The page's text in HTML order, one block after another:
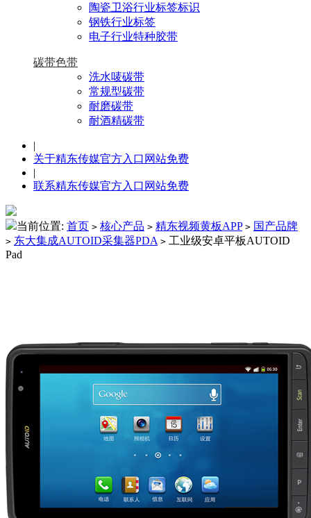
陶瓷卫浴行业标签标识
钢铁行业标签
电子行业特种胶带
碳带色带
洗水唛碳带
常规型碳带
耐磨碳带
耐酒精碳带
|
关于精东传媒官方入口网站免费
|
联系精东传媒官方入口网站免费
当前位置: 首页 > 核心产品 > 精东视频黄板APP > 国产品牌
> 东大集成AUTOID采集器PDA > 工业级安卓平板AUTOID
Pad